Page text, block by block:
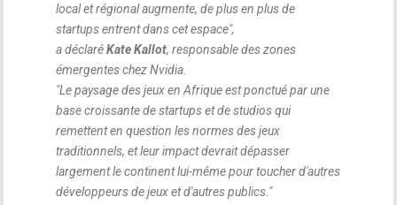
local et régional augmente, de plus en plus de
startups entrent dans cet espace",
a déclaréKate Kallot, responsable des zones
émergentes chez Nvidia.
"Le paysage des jeux en Afrique est ponctué par une
base croissante de startups et de studios qui
remettent en question les normes des jeux
traditionnels, et leur impact devrait dépasser
largement le continent lui-même pour toucher d'autres
développeurs de jeux et d'autres publics. "